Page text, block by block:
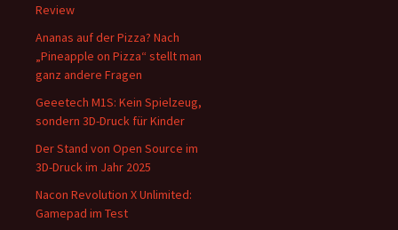
Review
Ananas auf der Pizza? Nach
„Pineapple on Pizza“ stellt man
ganz andere Fragen
Geeetech M1S: Kein Spielzeug,
sondern 3D-Druck für Kinder
Der Stand von Open Source im
3D-Druck im Jahr 2025
Nacon Revolution X Unlimited:
Gamepad im Test